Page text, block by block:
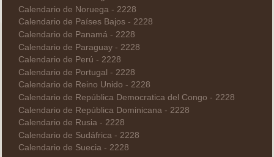
Calendario de Noruega - 2228
Calendario de Países Bajos - 2228
Calendario de Panamá - 2228
Calendario de Paraguay - 2228
Calendario de Perú - 2228
Calendario de Portugal - 2228
Calendario de Reino Unido - 2228
Calendario de República Democratica del Congo - 2228
Calendario de República Dominicana - 2228
Calendario de Rusia - 2228
Calendario de Sudáfrica - 2228
Calendario de Suecia - 2228